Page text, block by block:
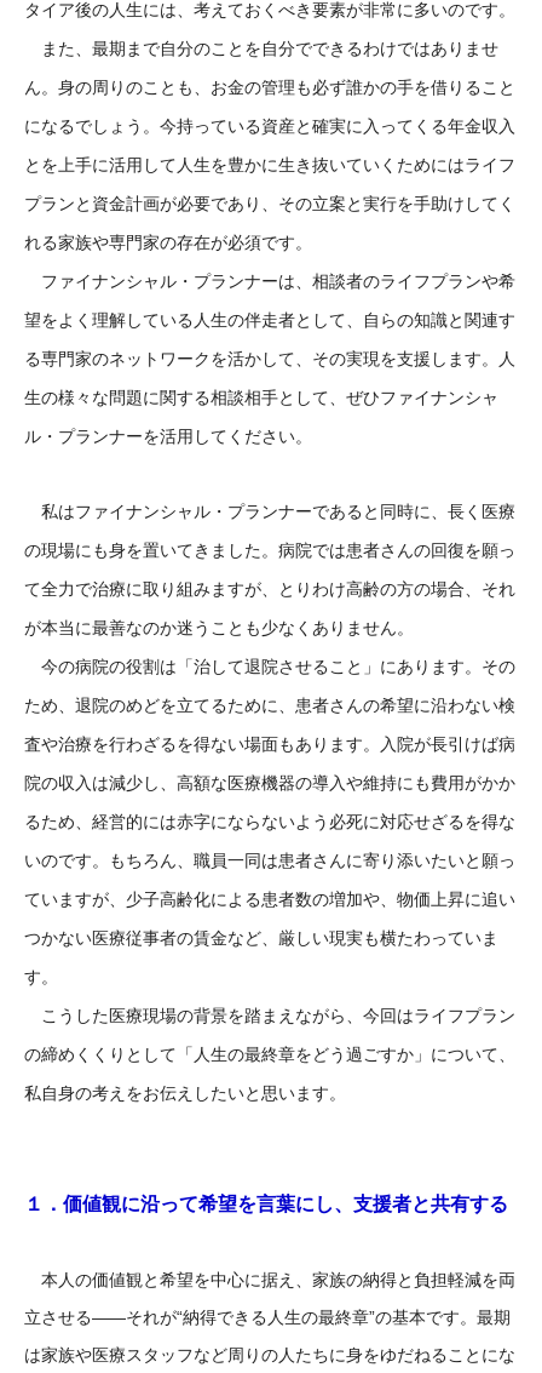
タイア後の人生には、考えておくべき要素が非常に多いのです。
また、最期まで自分のことを自分でできるわけではありませ
ん。身の周りのことも、お金の管理も必ず誰かの手を借りること
になるでしょう。今持っている資産と確実に入ってくる年金収入
とを上手に活用して人生を豊かに生き抜いていくためにはライフ
プランと資金計画が必要であり、その立案と実行を手助けしてく
れる家族や専門家の存在が必須です。
ファイナンシャル・プランナーは、相談者のライフプランや希
望をよく理解している人生の伴走者として、自らの知識と関連す
る専門家のネットワークを活かして、その実現を支援します。人
生の様々な問題に関する相談相手として、ぜひファイナンシャ
ル・プランナーを活用してください。
私はファイナンシャル・プランナーであると同時に、長く医療
の現場にも身を置いてきました。病院では患者さんの回復を願っ
て全力で治療に取り組みますが、とりわけ高齢の方の場合、それ
が本当に最善なのか迷うことも少なくありません。
今の病院の役割は「治して退院させること」にあります。その
ため、退院のめどを立てるために、患者さんの希望に沿わない検
査や治療を行わざるを得ない場面もあります。入院が長引けば病
院の収入は減少し、高額な医療機器の導入や維持にも費用がかか
るため、経営的には赤字にならないよう必死に対応せざるを得な
いのです。もちろん、職員一同は患者さんに寄り添いたいと願っ
ていますが、少子高齢化による患者数の増加や、物価上昇に追い
つかない医療従事者の賃金など、厳しい現実も横たわっていま
す。
こうした医療現場の背景を踏まえながら、今回はライフプラン
の締めくくりとして「人生の最終章をどう過ごすか」について、
私自身の考えをお伝えしたいと思います。
１．価値観に沿って希望を言葉にし、支援者と共有する
本人の価値観と希望を中心に据え、家族の納得と負担軽減を両
立させる――それが“納得できる人生の最終章”の基本です。最期
は家族や医療スタッフなど周りの人たちに身をゆだねることにな